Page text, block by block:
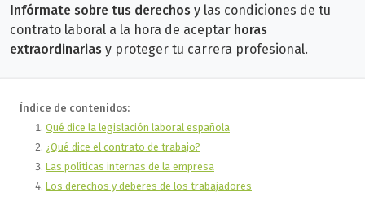
nfórmate sobre tus derechos y las condiciones de tu
contrato laboral a la hora de aceptar horas
extraordinarias y proteger tu carrera profesional.
Índice de contenidos:
Qué dice la legislación laboral española
¿Qué dice el contrato de trabajo?
Las políticas internas de la empresa
Los derechos y deberes de los trabajadores